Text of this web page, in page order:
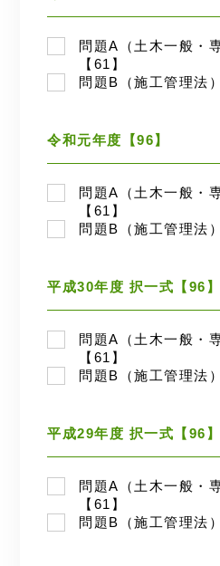
問題A（土木一般・
【61】
問題B（施工管理法
令和元年度【96】
問題A（土木一般・
【61】
問題B（施工管理法
平成30年度 択一式【96】
問題A（土木一般・
【61】
問題B（施工管理法
平成29年度 択一式【96】
問題A（土木一般・
【61】
問題B（施工管理法